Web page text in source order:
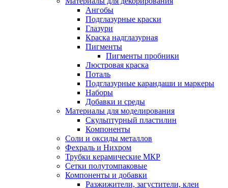
Ангобы
Подглазурные краски
Глазури
Краска надглазурная
Пигменты
Пигменты пробники
Люстровая краска
Поталь
Подглазурные карандаши и маркеры
Наборы
Добавки и среды
Материалы для моделирования
Скульптурный пластилин
Компоненты
Соли и оксиды металлов
Фехраль и Нихром
Трубки керамические МКР
Сетки полутомпаковые
Компоненты и добавки
Разжижители, загустители, клеи